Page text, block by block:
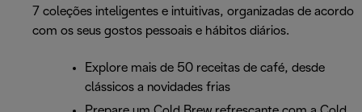
7 coleções inteligentes e intuitivas, organizadas de acordo
com os seus gostos pessoais e hábitos diários.
Explore mais de 50 receitas de café, desde
clássicos a novidades frias